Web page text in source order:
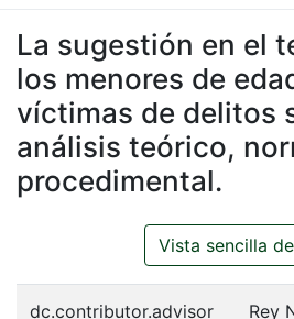
Guías
La sugestión en el
los menores de
víctimas de delitos
análisis teórico,
procedimental.
Vista sencilla
dc.contributor.advisor Rey